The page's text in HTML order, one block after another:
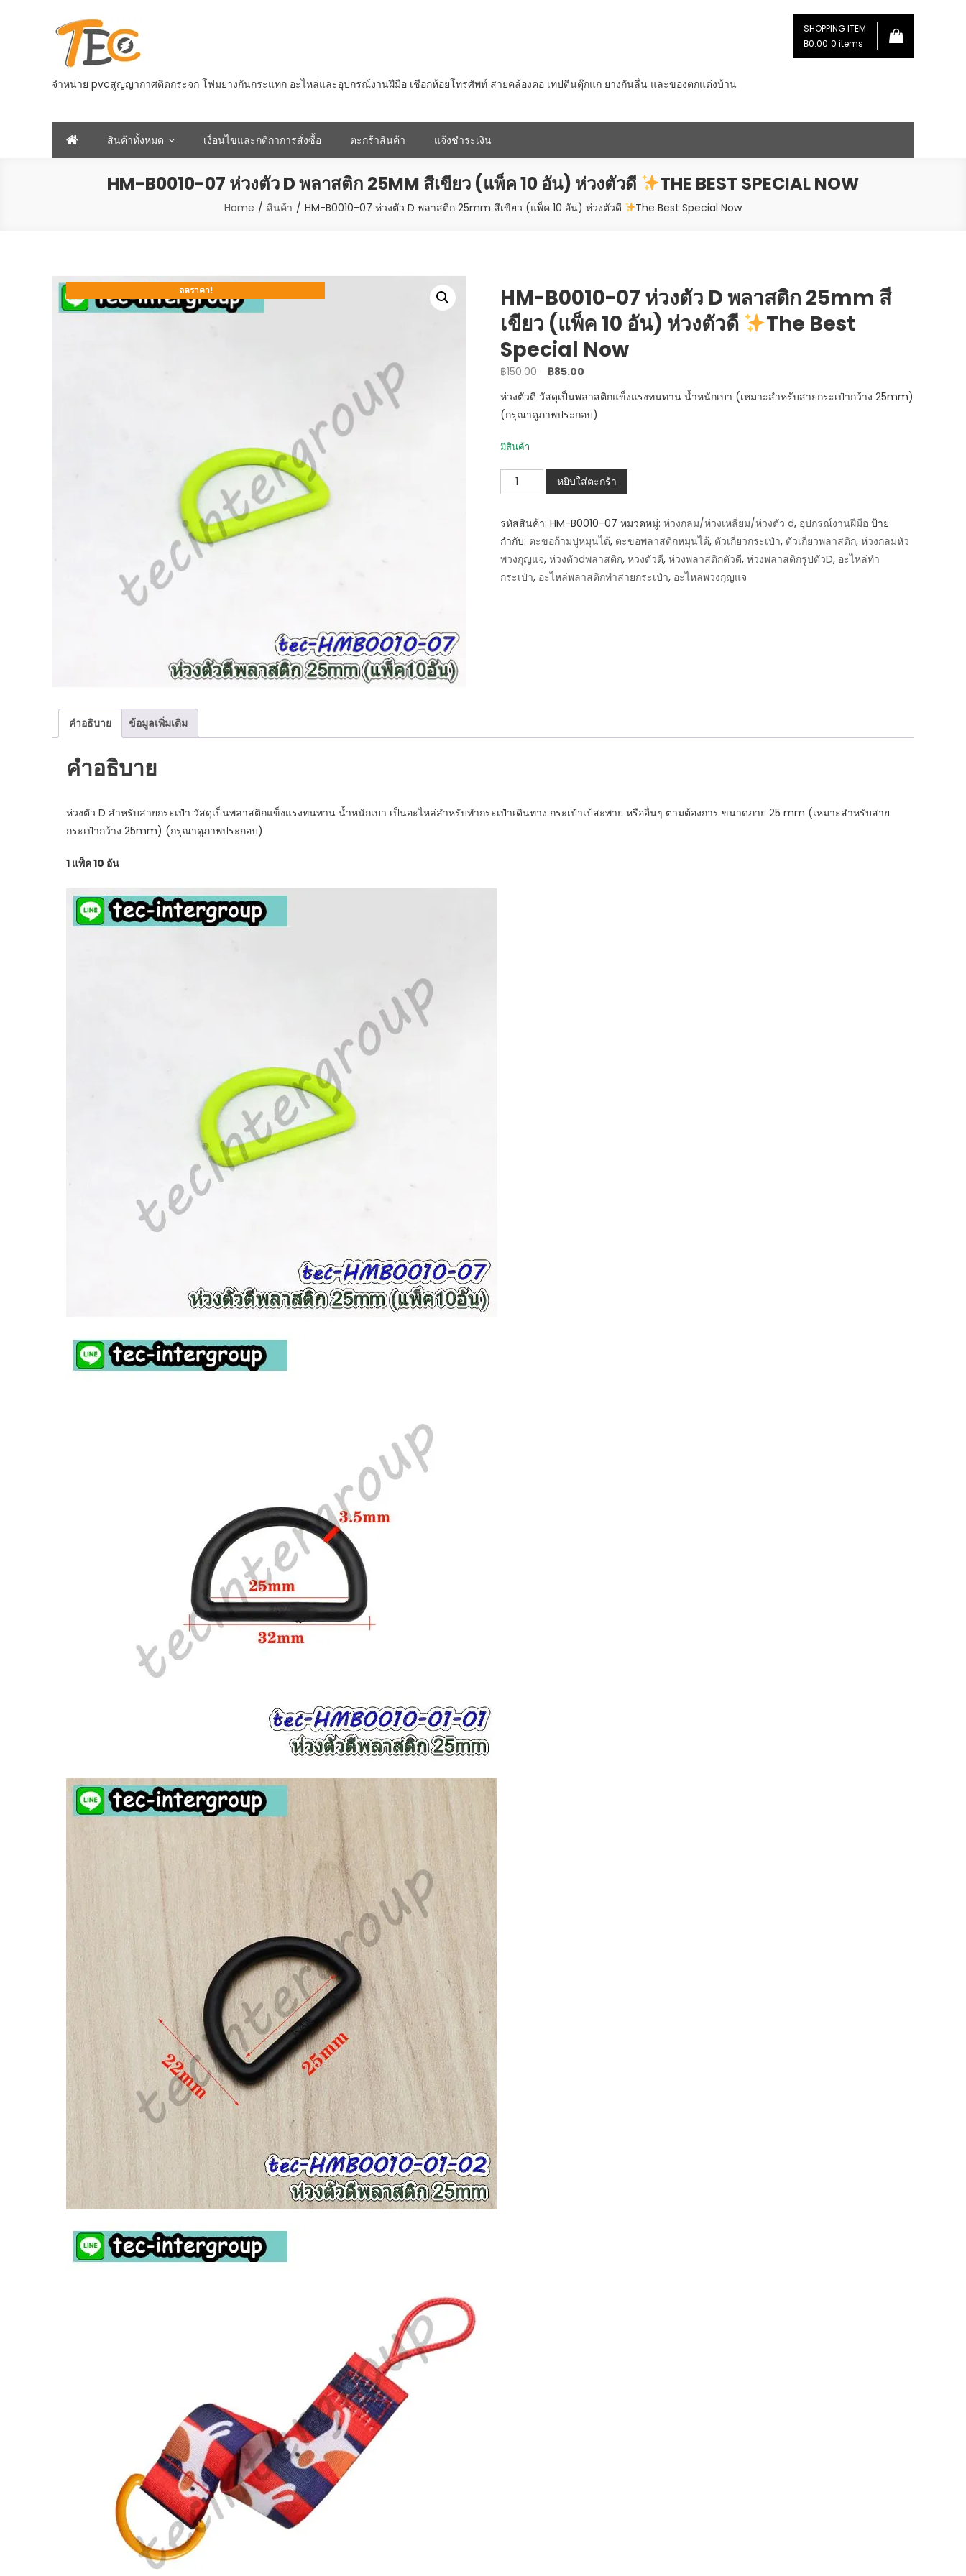
จำหน่าย pvcสูญญากาศติดกระจก โฟมยางกันกระแทก อะไหล่และอุปกรณ์งานฝีมือ เชือกห้อยโทรศัพท์ สายคล้องคอ เทปตีนตุ๊กแก ยางกันลื่น และของตกแต่งบ้าน
SHOPPING ITEM
฿0.00 0 items
สินค้าทั้งหมด เงื่อนไขและกติกาการสั่งซื้อ ตะกร้าสินค้า แจ้งชำระเงิน
HM-B0010-07 ห่วงตัว D พลาสติก 25MM สีเขียว (แพ็ค 10 อัน) ห่วงตัวดี THE BEST SPECIAL NOW
Home สินค้า HM-B0010-07 ห่วงตัว D พลาสติก 25mm สีเขียว (แพ็ค 10 อัน) ห่วงตัวดี The Best Special Now
ลดราคา!
HM-B0010-07 ห่วงตัว D พลาสติก 25mm สี
เขียว (แพ็ค 10 อัน) ห่วงตัวดี
The Best
Special Now
฿150.00
Original
price
was:
฿85.00
price
฿85.00.
ห่วงตัวดี วัสดุเป็นพลาสติกแข็งแรงทนทาน น้ำหนักเบา (เหมาะสำหรับสายกระเป๋ากว้าง 25mm)
(กรุณาดูภาพประกอบ)
มีสินค้า
จำนวน
HM-
07
ห่วง
ตัว
D
Special
หยิบใส่ตะกร้า
รหัสสินค้า: HM-B0010-07 หมวดหมู่: ห่วงกลม/ห่วงเหลี่ยม/ห่วงตัว d, อุปกรณ์งานฝีมือ ป้าย
กำกับ: ตะขอก้ามปูหมุนได้, ตะขอพลาสติกหมุนได้, ตัวเกี่ยวกระเป๋า, ตัวเกี่ยวพลาสติก, ห่วงกลมหัว
พวงกุญแจ, ห่วงตัวdพลาสติก, ห่วงตัวดี, ห่วงพลาสติกตัวดี, ห่วงพลาสติกรูปตัวD, อะไหล่ทำ
กระเป๋า, อะไหล่พลาสติกทำสายกระเป๋า, อะไหล่พวงกุญแจ
คำอธิบาย ข้อมูลเพิ่มเติม
คำอธิบาย
ห่วงตัว D สำหรับสายกระเป๋า วัสดุเป็นพลาสติกแข็งแรงทนทาน น้ำหนักเบา เป็นอะไหล่สำหรับทำกระเป๋าเดินทาง กระเป๋าเป้สะพาย หรืออื่นๆ ตามต้องการ ขนาดภาย 25 mm (เหมาะสำหรับสาย
กระเป๋ากว้าง 25mm) (กรุณาดูภาพประกอบ)
1 แพ็ค 10 อัน